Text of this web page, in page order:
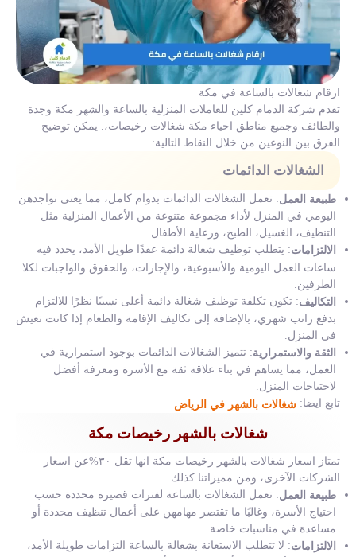
ارقام شغالات بالساعة في مكة
تقدم شركة الدمام كلين للعاملات المنزلية بالساعة والشهر مكة وجدة
والطائف وجميع مناطق احياء مكة شغالات رخيصات،. يمكن توضيح
الفرق بين النوعين من خلال النقاط التالية:
الشغالات الدائمات
طبيعة العمل: تعمل الشغالات الدائمات بدوام كامل، مما يعني تواجدهن
اليومي في المنزل لأداء مجموعة متنوعة من الأعمال المنزلية مثل
التنظيف، الغسيل، الطبخ، ورعاية الأطفال.
الالتزامات: يتطلب توظيف شغالة دائمة عقدًا طويل الأمد، يحدد فيه
ساعات العمل اليومية والأسبوعية، والإجازات، والحقوق والواجبات لكلا
الطرفين.
التكاليف: تكون تكلفة توظيف شغالة دائمة أعلى نسبيًا نظرًا للالتزام
بدفع راتب شهري، بالإضافة إلى تكاليف الإقامة والطعام إذا كانت تعيش
في المنزل.
الثقة والاستمرارية: تتميز الشغالات الدائمات بوجود استمرارية في
العمل، مما يساهم في بناء علاقة ثقة مع الأسرة ومعرفة أفضل
لاحتياجات المنزل.
تابع ايضا: شغالات بالشهر في الرياض
شغالات بالشهر رخيصات مكة
تمتاز اسعار شغالات بالشهر رخيصات مكة انها تقل ٣٠%عن اسعار
الشركات الآخرى، ومن مميزاتنا كذلك
طبيعة العمل: تعمل الشغالات بالساعة لفترات قصيرة محددة حسب
احتياج الأسرة، وغالبًا ما تقتصر مهامهن على أعمال تنظيف محددة أو
مساعدة في مناسبات خاصة.
الالتزامات: لا تتطلب الاستعانة بشغالة بالساعة التزامات طويلة الأمد،